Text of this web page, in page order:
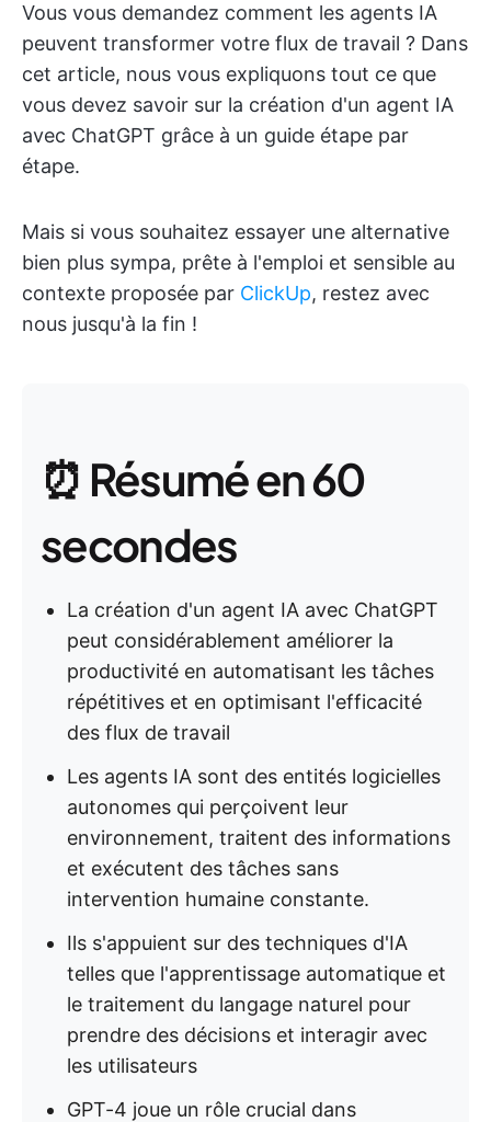
Vous vous demandez comment les agents IA
peuvent transformer votre flux de travail ? Dans
cet article, nous vous expliquons tout ce que
vous devez savoir sur la création d'un agent IA
avec ChatGPT grâce à un guide étape par
étape.
Mais si vous souhaitez essayer une alternative
bien plus sympa, prête à l'emploi et sensible au
contexte proposée par ClickUp, restez avec
nous jusqu'à la fin !
⏰ Résumé en 60
secondes
La création d'un agent IA avec ChatGPT
peut considérablement améliorer la
productivité en automatisant les tâches
répétitives et en optimisant l'efficacité
des flux de travail
Les agents IA sont des entités logicielles
autonomes qui perçoivent leur
environnement, traitent des informations
et exécutent des tâches sans
intervention humaine constante.
Ils s'appuient sur des techniques d'IA
telles que l'apprentissage automatique et
le traitement du langage naturel pour
prendre des décisions et interagir avec
les utilisateurs
GPT-4 joue un rôle crucial dans